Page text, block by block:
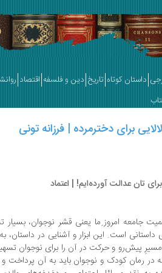
داستان کوتاه تاریخ دین و فلسفه اقتصاد
برای دخترمرده | فرزانه تونی
برای تان عدالت آورده‌ایم! | اعتماد
جامعه امروز ِما یعنی قشر نوجوان، بسیار
داستانی است. این ابزار و آشنایی در
پیش‌رو و حرکت در آن را برای نوجوان
در رمان کودک و نوجوان باید به آن پرداخت و